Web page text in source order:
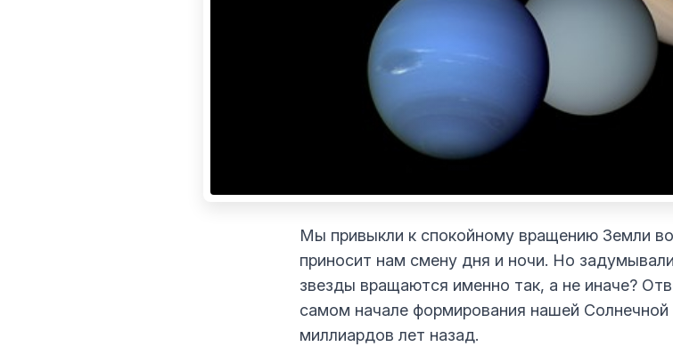
Мы привыкли к спокойному вращению Земли
приносит нам смену дня и ночи. Но
звезды вращаются именно так, а не иначе?
самом начале формирования нашей
миллиардов лет назад.